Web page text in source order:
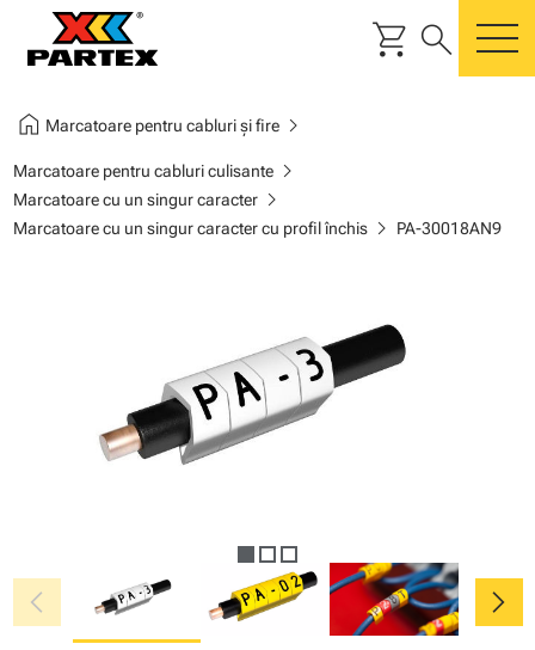
shopping_cart search
home Marcatoare pentru cabluri și firechevron_right
Marcatoare pentru cabluri culisantechevron_right
Marcatoare cu un singur caracterchevron_right
Marcatoare cu un singur caracter cu profil închischevron_right PA-30018AN9
chevron_left chevron_right